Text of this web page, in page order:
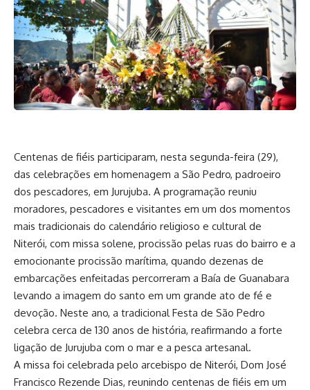
Centenas de fiéis participaram, nesta segunda-feira (29),
das celebrações em homenagem a São Pedro, padroeiro
dos pescadores, em Jurujuba. A programação reuniu
moradores, pescadores e visitantes em um dos momentos
mais tradicionais do calendário religioso e cultural de
Niterói, com missa solene, procissão pelas ruas do bairro e a
emocionante procissão marítima, quando dezenas de
embarcações enfeitadas percorreram a Baía de Guanabara
levando a imagem do santo em um grande ato de fé e
devoção. Neste ano, a tradicional Festa de São Pedro
celebra cerca de 130 anos de história, reafirmando a forte
ligação de Jurujuba com o mar e a pesca artesanal.
A missa foi celebrada pelo arcebispo de Niterói, Dom José
Francisco Rezende Dias, reunindo centenas de fiéis em um